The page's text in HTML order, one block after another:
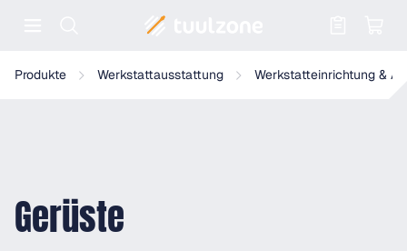
Produkte Werkstattausstattung Werkstatteinrichtung &
Gerüste